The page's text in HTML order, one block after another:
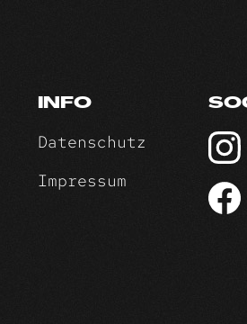
INFO
Datenschutz
Impressum